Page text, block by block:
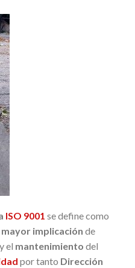
ISO 9001 se define como
mayor implicación de
y el mantenimiento del
por tanto Dirección